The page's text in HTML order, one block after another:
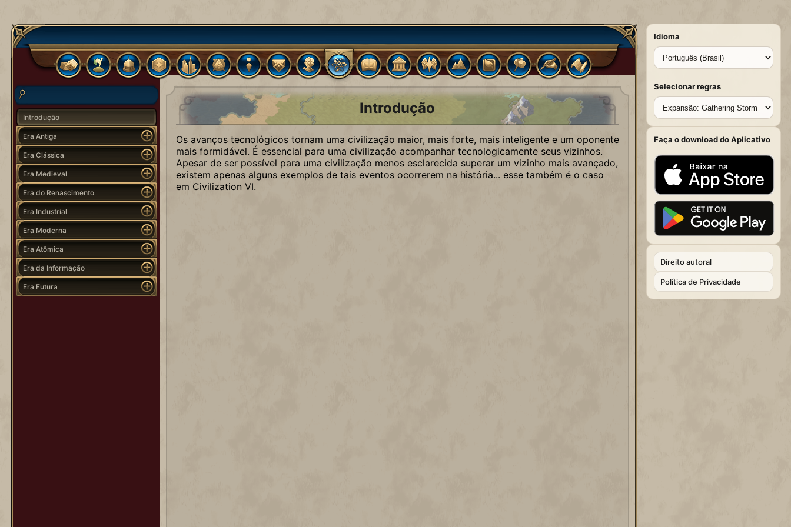
Introdução
Era Antiga
Era Clássica
Era Medieval
Era do Renascimento
Era Industrial
Era Moderna
Era Atômica
Era da Informação
Era Futura
Introdução
Os avanços tecnológicos tornam uma civilização maior, mais forte, mais inteligente e um oponente
mais formidável. É essencial para uma civilização acompanhar tecnologicamente seus vizinhos.
Apesar de ser possível para uma civilização menos esclarecida superar um vizinho mais avançado,
existem apenas alguns exemplos de tais eventos ocorrerem na história... esse também é o caso
em Civilization VI.
Idioma
Selecionar regras
Faça o download do Aplicativo
Direito autoral
Política de Privacidade